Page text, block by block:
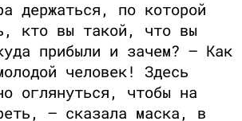
держаться, по которой
кто вы такой, что вы
прибыли и зачем? – Как
человек! Здесь
оглянуться, чтобы на
– сказала маска, в